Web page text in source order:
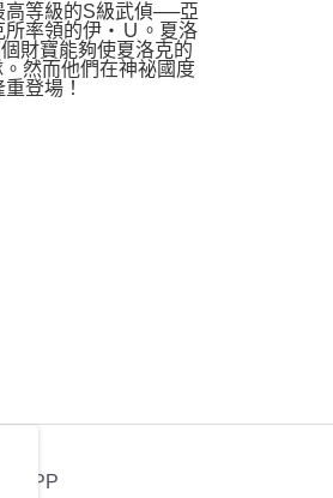
高等級的S級武偵──亞
所率領的伊‧Ｕ。夏洛
財寶能夠使夏洛克的
然而他們在神祕國度
登場！
方APP